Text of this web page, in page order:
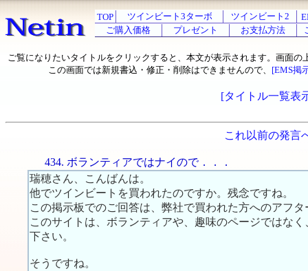
TOP ツインビート3ターボ ツインビート2
ご購入価格
プレゼント お支払方法
ご覧になりたいタイトルをクリックすると、本文が表示されます。画面の
この画面では新規書込・修正・削除はできませんので、 [EMS掲
[タイトル一覧表
これ以前の発言
434. ボランティアではナイので．．．
瑞穂さん、こんばんは。
他でツインビートを買われたのですか。残念ですね。
この掲示板でのご回答は、弊社で買われた方へのアフ
このサイトは、ボランティアや、趣味のページではな
下さい。
そうですね。